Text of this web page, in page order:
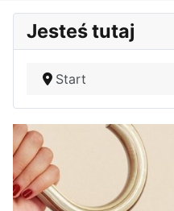
Jesteś tutaj
Start